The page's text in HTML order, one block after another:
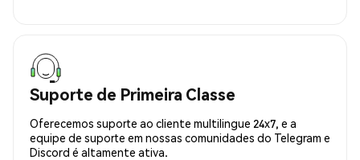
Suporte de Primeira Classe
Oferecemos suporte ao cliente multilingue 24x7, e a
equipe de suporte em nossas comunidades do Telegram e
Discord é altamente ativa.